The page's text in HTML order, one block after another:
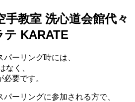
教室 洗心道会館代々
テ KARATE
ーリング時には、
なく、
要です。
ーリングに参加される方で、